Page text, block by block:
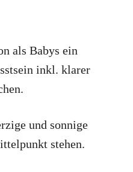
als Babys ein
inkl. klarer
und sonnige
stehen.